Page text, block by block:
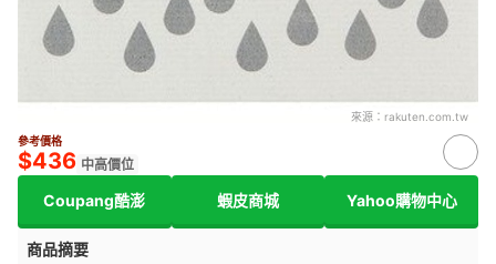
來源： rakuten.com.tw
參考價格
$436 中高價位
Coupang酷澎 蝦皮商城 Yahoo購物中心
商品摘要